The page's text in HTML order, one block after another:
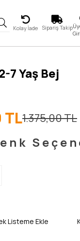
Kolay İade Sipariş Takip
7 Yaş Bej
1.375,00 TL
TL
Listeme Ekle